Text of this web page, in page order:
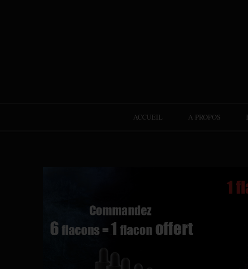
ACCUEIL À PROPOS